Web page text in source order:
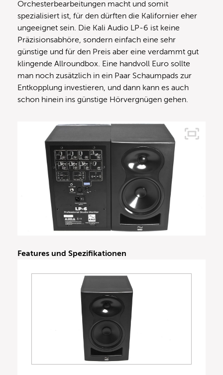
Orchesterbearbeitungen macht und somit
spezialisiert ist, für den dürften die Kalifornier eher
ungeeignet sein. Die Kali Audio LP-6 ist keine
Präzisionsabhöre, sondern einfach eine sehr
günstige und für den Preis aber eine verdammt gut
klingende Allroundbox. Eine handvoll Euro sollte
man noch zusätzlich in ein Paar Schaumpads zur
Entkopplung investieren, und dann kann es auch
schon hinein ins günstige Hörvergnügen gehen.
Features und Spezifikationen